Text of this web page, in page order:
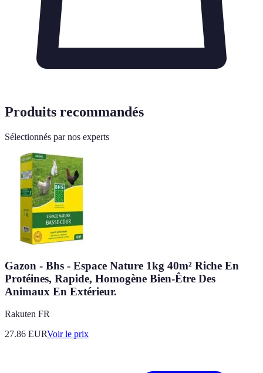
Produits recommandés
Sélectionnés par nos experts
Gazon - Bhs - Espace Nature 1kg 40m² Riche En
Protéines, Rapide, Homogène Bien-Être Des
Animaux En Extérieur.
Rakuten FR
27.86 EURVoir le prix